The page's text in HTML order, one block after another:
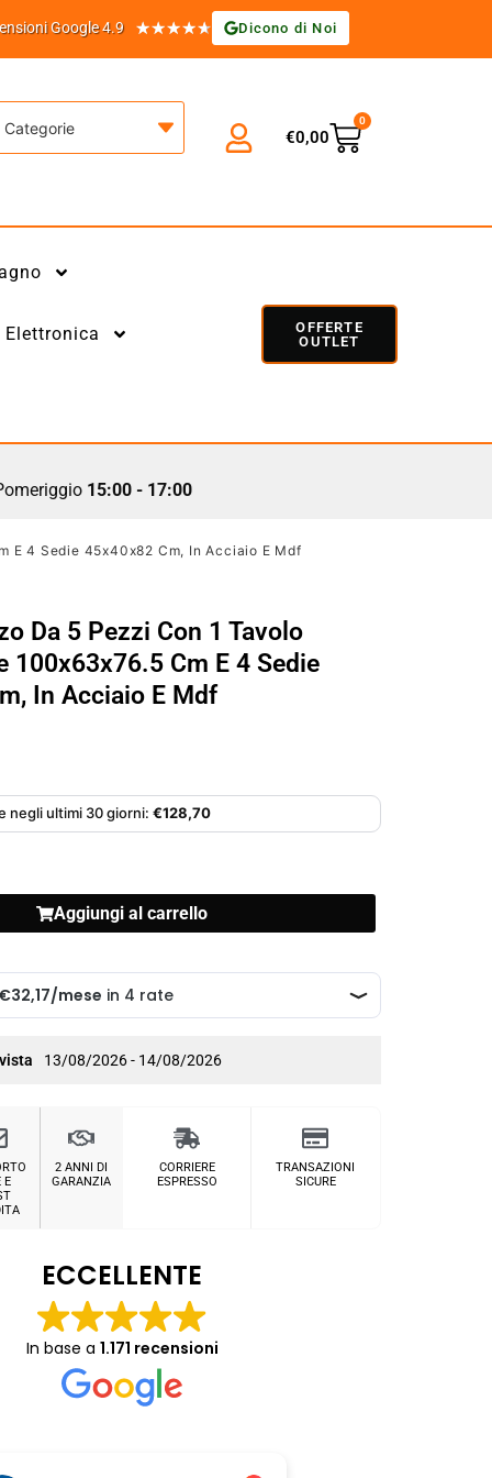
Google 4.9 ★★★★★ Dicono di Noi
Categorie €0,00
0
Elettronica
OFFERTE
OUTLET
15:00 - 17:00
E 4 Sedie 45x40x82 Cm, In Acciaio E Mdf
Da 5 Pezzi Con 1 Tavolo
100x63x76.5 Cm E 4 Sedie
In Acciaio E Mdf
negli ultimi 30 giorni: €128,70
Aggiungi al carrello
13/08/2026 - 14/08/2026
E
2 ANNI DI
GARANZIA
CORRIERE
ESPRESSO
TRANSAZIONI
SICURE
ECCELLENTE
In base a 1.171 recensioni